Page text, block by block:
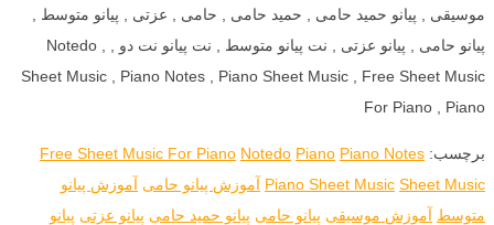
موسیقی , پیانو حمید حامی , حمید حامی , حامی , عزتی , پیانو متوسط ,
پیانو حامی , پیانو عزتی , نت پیانو متوسط , نت پیانو نت دو , Notedo ,
Sheet Music , Piano Notes , Piano Sheet Music , Free Sheet Music
For Piano , Piano
برچسب: Free Sheet Music For Piano Notedo Piano Piano Notes
Piano Sheet Music Sheet Music آموزش پیانو حامی آموزش پیانو
متوسط آموزش موسیقی پیانو حامی پیانو حمید حامی پیانو عزتی پیانو